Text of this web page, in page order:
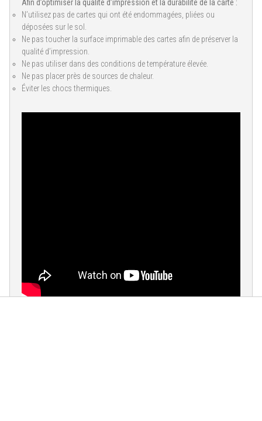
Afin d’optimiser la qualité d’impression et la durabilité de la carte :
N’utilisez pas de cartes qui ont été endommagées, pliées ou
déposées sur le sol.
Ne pas toucher la surface imprimable des cartes afin de préserver la
qualité d’impression.
Ne pas utiliser dans des conditions de température élevée.
Ne pas placer près de sources de chaleur.
Éviter les chocs thermiques.